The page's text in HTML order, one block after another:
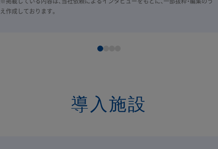
え作成しております。
導入施設